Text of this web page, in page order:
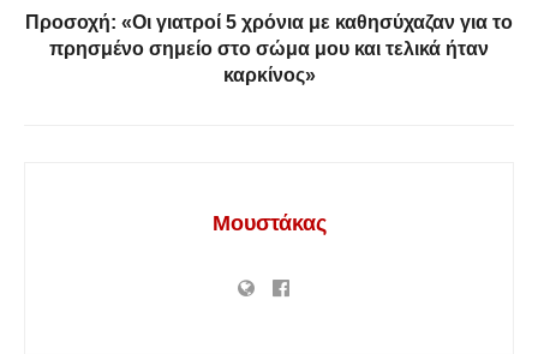
Προσοχή: «Οι γιατροί 5 χρόνια με καθησύχαζαν για το
πρησμένο σημείο στο σώμα μου και τελικά ήταν
καρκίνος»
Μουστάκας